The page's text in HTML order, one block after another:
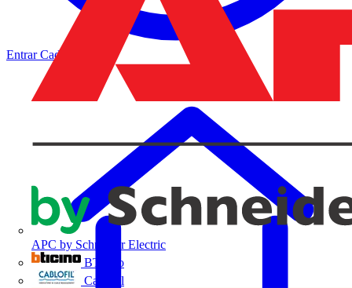
APC by Schneider Electric
BTicino
Cablofil
EntrarCadastrar